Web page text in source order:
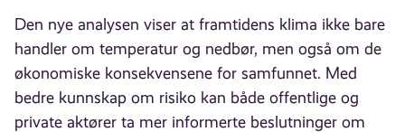
Den nye analysen viser at framtidens klima ikke bare
handler om temperatur og nedbør, men også om de
økonomiske konsekvensene for samfunnet. Med
bedre kunnskap om risiko kan både offentlige og
private aktører ta mer informerte beslutninger om